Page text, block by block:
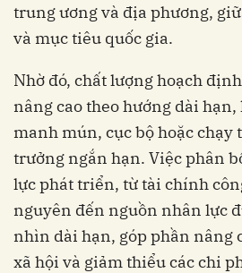
trung ương và địa phương,
và mục tiêu quốc gia.
Nhờ đó, chất lượng hoạch
nâng cao theo hướng dài
manh mún, cục bộ hoặc chạy
trưởng ngắn hạn. Việc phân
lực phát triển, từ tài chính
nguyên đến nguồn nhân lực
nhìn dài hạn, góp phần nâng
xã hội và giảm thiểu các chi